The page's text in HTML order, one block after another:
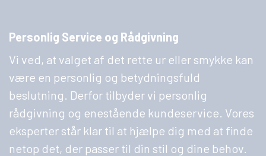
Personlig Service og Rådgivning
Vi ved, at valget af det rette ur eller smykke kan
være en personlig og betydningsfuld
beslutning. Derfor tilbyder vi personlig
rådgivning og enestående kundeservice. Vores
eksperter står klar til at hjælpe dig med at finde
netop det, der passer til din stil og dine behov.